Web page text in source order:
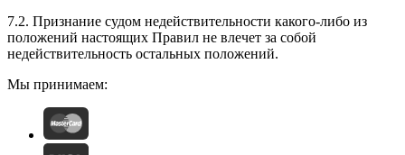
7.2. Признание судом недействительности какого-либо из
положений настоящих Правил не влечет за собой
недействительность остальных положений.
Мы принимаем: